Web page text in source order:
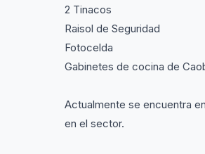
2 Tinacos
Raisol de Seguridad
Fotocelda
Gabinetes de cocina de
Actualmente se encuentra
en el sector.